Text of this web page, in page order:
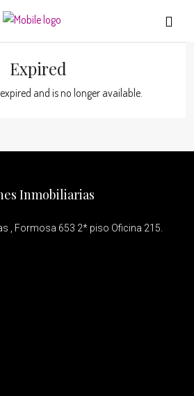
Expired
and is no longer available.
Inmobiliarias
, Formosa 653 2* piso Oficina 215.